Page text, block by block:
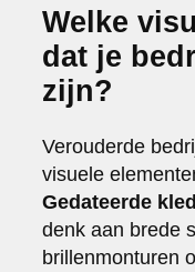
Welke
dat je
zijn?
Verouderde
visuele
Gedateerde
denk aan brede
brillenmonturen